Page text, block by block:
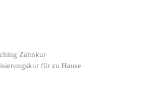
Zahnkur
für zu Hause